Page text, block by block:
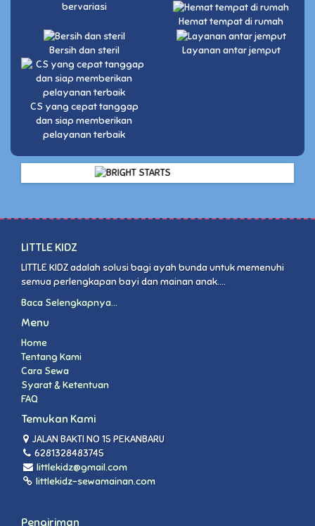
bervariasi
Hemat tempat di rumah
Bersih dan steril Layanan antar jemput
CS yang cepat tanggap
dan siap memberikan
pelayanan terbaik
LITTLE KIDZ
LITTLE KIDZ adalah solusi bagi ayah bunda untuk memenuhi
semua perlengkapan bayi dan mainan anak....
Baca Selengkapnya...
Menu
Home
Tentang Kami
Cara Sewa
Syarat & Ketentuan
FAQ
Temukan Kami
JALAN BAKTI NO 15 PEKANBARU
6281328483745
littlekidz@gmail.com
littlekidz-sewamainan.com
Pengiriman